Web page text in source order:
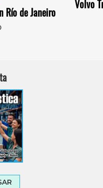
Río de Janeiro
Volvo